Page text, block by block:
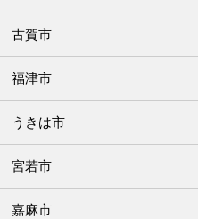
古賀市
福津市
うきは市
宮若市
嘉麻市